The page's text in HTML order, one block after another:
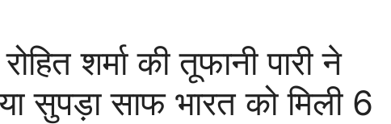
शर्मा की तूफानी पारी ने
सुपड़ा साफ भारत को मिली 6